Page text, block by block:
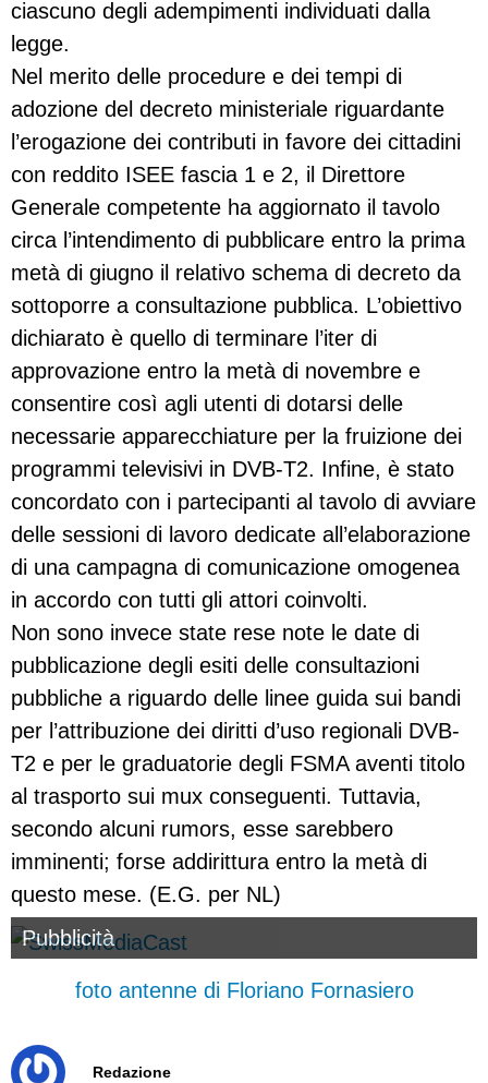
ciascuno degli adempimenti individuati dalla
legge.
Nel merito delle procedure e dei tempi di
adozione del decreto ministeriale riguardante
l’erogazione dei contributi in favore dei cittadini
con reddito ISEE fascia 1 e 2, il Direttore
Generale competente ha aggiornato il tavolo
circa l’intendimento di pubblicare entro la prima
metà di giugno il relativo schema di decreto da
sottoporre a consultazione pubblica. L’obiettivo
dichiarato è quello di terminare l’iter di
approvazione entro la metà di novembre e
consentire così agli utenti di dotarsi delle
necessarie apparecchiature per la fruizione dei
programmi televisivi in DVB-T2. Infine, è stato
concordato con i partecipanti al tavolo di avviare
delle sessioni di lavoro dedicate all’elaborazione
di una campagna di comunicazione omogenea
in accordo con tutti gli attori coinvolti.
Non sono invece state rese note le date di
pubblicazione degli esiti delle consultazioni
pubbliche a riguardo delle linee guida sui bandi
per l’attribuzione dei diritti d’uso regionali DVB-
T2 e per le graduatorie degli FSMA aventi titolo
al trasporto sui mux conseguenti. Tuttavia,
secondo alcuni rumors, esse sarebbero
imminenti; forse addirittura entro la metà di
questo mese. (E.G. per NL)
Pubblicità
foto antenne di Floriano Fornasiero
Redazione